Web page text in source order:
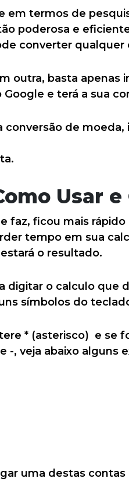
em termos de
poderosa e
converter qualquer
outra, basta apenas
e terá a sua
de
Usar
faz, ficou mais rápido
tempo em sua
o resultado.
digitar o calculo que
símbolos do
* (asterisco) e se
-, veja abaixo alguns
uma destas